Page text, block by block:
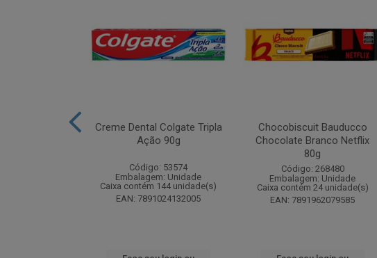
Creme Dental Colgate Tripla
Ação 90g
Código: 53574
Embalagem: Unidade
Caixa contém 144 unidade(s)
EAN: 7891024132005
Chocobiscuit Bauducco
Chocolate Branco Netflix
80g
Código: 268480
Embalagem: Unidade
Caixa contém 24 unidade(s)
EAN: 7891962079585